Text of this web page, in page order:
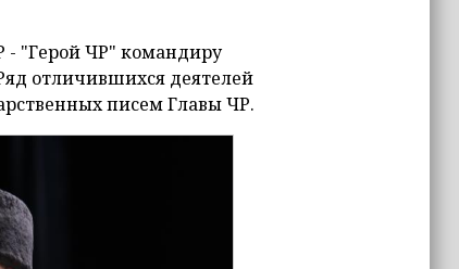
- "Герой ЧР" командиру
отличившихся деятелей
писем Главы ЧР.